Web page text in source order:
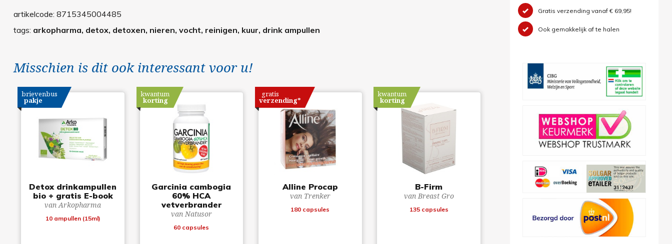
artikelcode: 8715345004485
tags: arkopharma, detox, detoxen, nieren, vocht, reinigen, kuur, drink ampullen
Misschien is dit ook interessant voor u!
Detox drinkampullen
bio + gratis E-book
van Arkopharma
10 ampullen (15ml)
brievenbus
pakje
Garcinia cambogia
60% HCA
vetverbrander
van Natusor
60 capsules
kwantum
korting
Alline Procap
van Trenker
180 capsules
gratis
verzending*
B-Firm
van Breast Gro
135 capsules
kwantum
korting
Gratis verzending vanaf € 69,95!
Ook gemakkelijk af te halen